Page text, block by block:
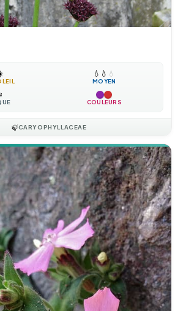
💧 💧 💧
MOYEN
COULEURS
🍃CARYOPHYLLACEAE